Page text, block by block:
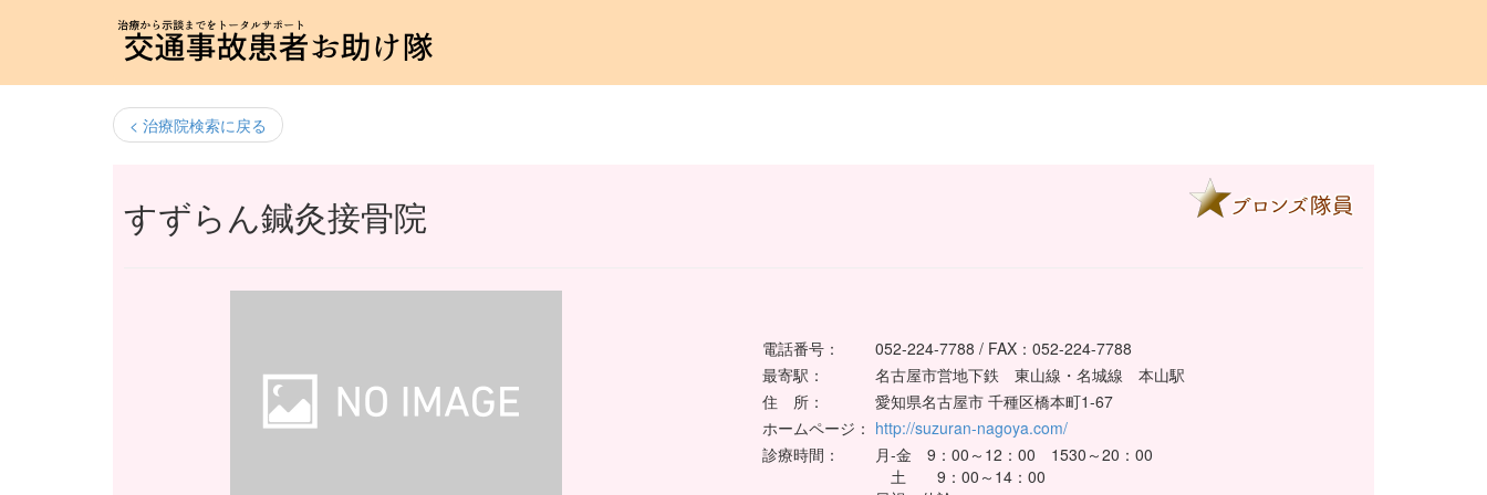
< 治療院検索に戻る
すずらん鍼灸接骨院
電話番号：
052-224-7788 / FAX：052-224-7788
最寄駅：
名古屋市営地下鉄 東山線・名城線 本山駅
住 所：
愛知県名古屋市 千種区橋本町1-67
ホームページ： http://suzuran-nagoya.com/
診療時間：
月-金 9：00～12：00 1530～20：00
土 9：00～14：00